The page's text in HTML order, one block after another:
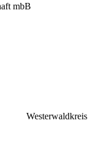
mbB
Westerwaldkreis